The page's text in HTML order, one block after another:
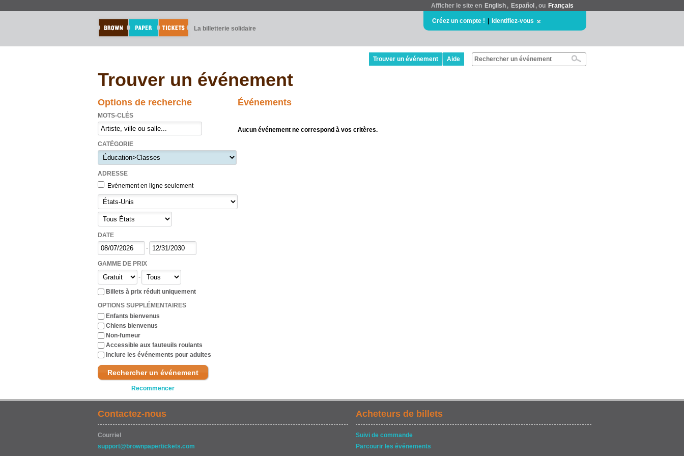
Afficher le site en English , Español , ou Français
La billetterie solidaire
Créez un compte ! Identifiez-vous
Trouver un événement Aide
Trouver un événement
Options de recherche
MOTS-CLÉS
CATÉGORIE
ADRESSE
Evénement en ligne seulement
DATE
-
GAMME DE PRIX
-
Billets à prix réduit uniquement
OPTIONS SUPPLÉMENTAIRES
Enfants bienvenus
Chiens bienvenus
Non-fumeur
Accessible aux fauteuils roulants
Inclure les événements pour adultes
Rechercher un événement
Recommencer
Événements
Aucun événement ne correspond à vos critères.
Contactez-nous
Courriel
support@brownpapertickets.com
Acheteurs de billets
Suivi de commande
Parcourir les événements